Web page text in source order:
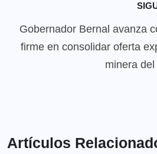
Gobernador Bernal avanza
firme en consolidar oferta
minera
Artículos